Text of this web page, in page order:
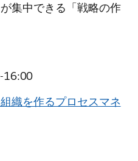
集中できる「戦略の作
16:00
織を作るプロセスマネ